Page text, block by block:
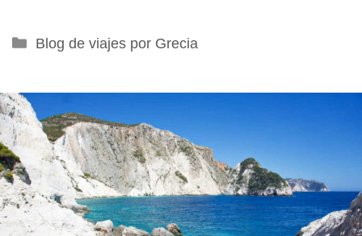
Categorías
Blog de viajes por Grecia